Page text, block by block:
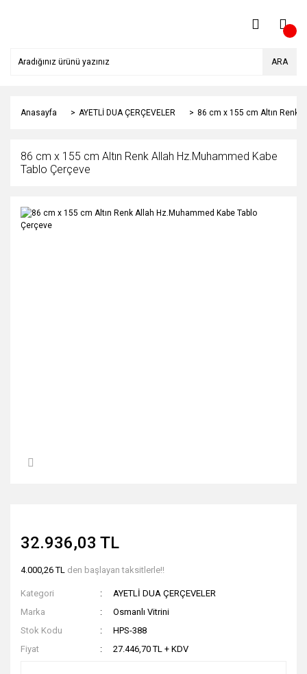
ARA
Anasayfa AYETLİ DUA ÇERÇEVELER 86 cm x 155 cm Altın Renk
86 cm x 155 cm Altın Renk Allah Hz.Muhammed Kabe
Tablo Çerçeve
32.936,03 TL
4.000,26 TL den başlayan taksitlerle!!
Kategori
AYETLİ DUA ÇERÇEVELER
Marka
Osmanlı Vitrini
Stok Kodu
HPS-388
Fiyat
27.446,70 TL + KDV